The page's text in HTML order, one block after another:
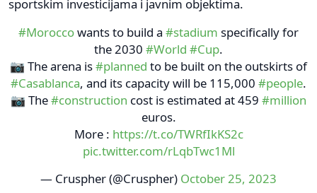
sportskim investicijama i javnim objektima.
#Moroccowants to build a #stadium specifically for
the 2030 #World #Cup.
📷 The arena is#planned to be built on the outskirts of
#Casablanca, and its capacity will be 115,000 #people.
📷 The#construction cost is estimated at 459 #million
euros.
More : https://t.co/TWRfIkKS2c
pic.twitter.com/rLqbTwc1Ml
— Cruspher (@Cruspher) October 25, 2023